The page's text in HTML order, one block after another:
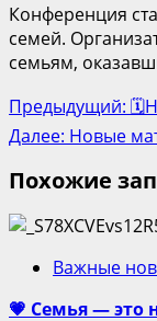
Конференция
семей.
семьям,
Post
navigation
Предыдущий:
Далее: Новые
Похожие
Важные
💗 Семья — это